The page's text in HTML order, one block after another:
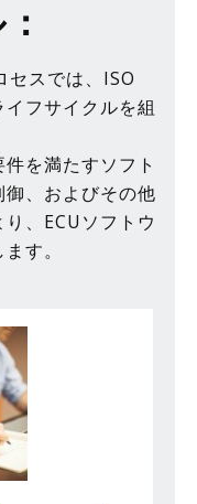
セスでは、ISO
フサイクルを組
を満たすソフト
、およびその他
、ECUソフトウ
す。